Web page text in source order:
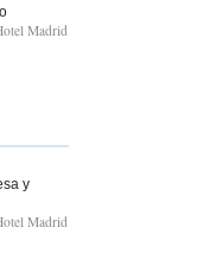
Madrid
y
Madrid